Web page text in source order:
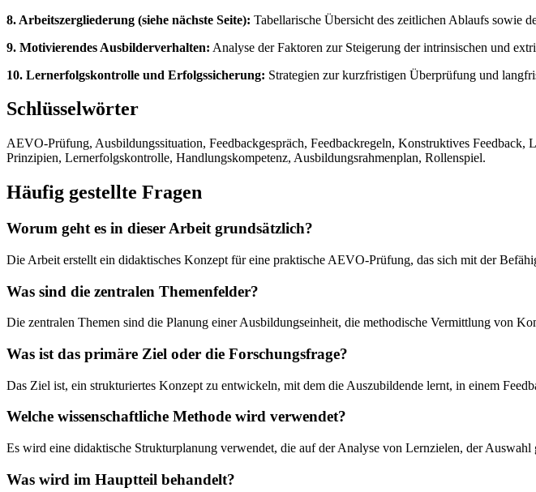
8. Arbeitszergliederung (siehe nächste Seite): Tabellarische Übersicht des zeitlichen Ablaufs sowie
9. Motivierendes Ausbilderverhalten: Analyse der Faktoren zur Steigerung der intrinsischen und
10. Lernerfolgskontrolle und Erfolgssicherung: Strategien zur kurzfristigen Überprüfung und
Schlüsselwörter
AEVO-Prüfung, Ausbildungssituation, Feedbackgespräch, Feedbackregeln, Konstruktives
Prinzipien, Lernerfolgskontrolle, Handlungskompetenz, Ausbildungsrahmenplan, Rollenspiel.
Häufig gestellte Fragen
Worum geht es in dieser Arbeit grundsätzlich?
Die Arbeit erstellt ein didaktisches Konzept für eine praktische AEVO-Prüfung, das sich mit der
Was sind die zentralen Themenfelder?
Die zentralen Themen sind die Planung einer Ausbildungseinheit, die methodische Vermittlung von
Was ist das primäre Ziel oder die Forschungsfrage?
Das Ziel ist, ein strukturiertes Konzept zu entwickeln, mit dem die Auszubildende lernt, in einem
Welche wissenschaftliche Methode wird verwendet?
Es wird eine didaktische Strukturplanung verwendet, die auf der Analyse von Lernzielen, der
Was wird im Hauptteil behandelt?